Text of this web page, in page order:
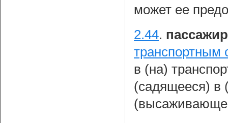
может ее
2.44. пассажир
транспортным
в (на)
(садящееся) в